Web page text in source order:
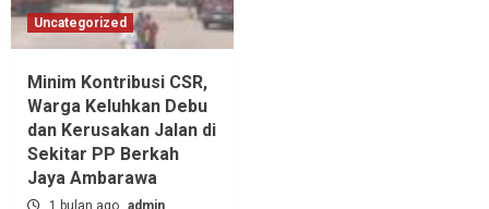
Uncategorized
Minim Kontribusi CSR,
Warga Keluhkan Debu
dan Kerusakan Jalan di
Sekitar PP Berkah
Jaya Ambarawa‎